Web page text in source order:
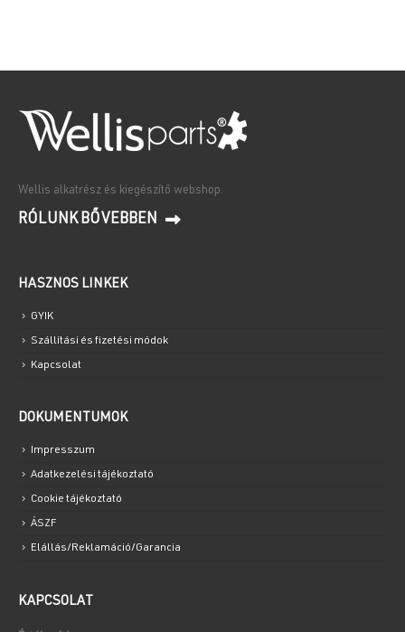
Wellis alkatrész és kiegészítő webshop.
RÓLUNK BŐVEBBEN
HASZNOS LINKEK
GYIK
Szállítási és fizetési módok
Kapcsolat
DOKUMENTUMOK
Impresszum
Adatkezelési tájékoztató
Cookie tájékoztató
ÁSZF
Elállás/Reklamáció/Garancia
KAPCSOLAT